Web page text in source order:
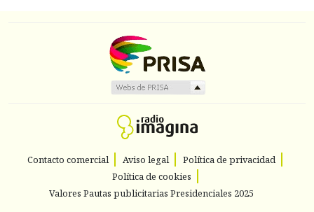
Contacto comercial Aviso legal
Política de privacidad
Política de cookies
Valores Pautas publicitarias Presidenciales 2025